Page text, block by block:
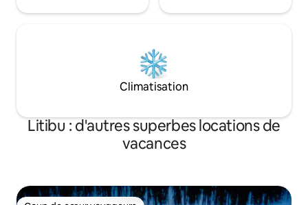
Climatisation
Litibu : d'autres superbes locations de
vacances